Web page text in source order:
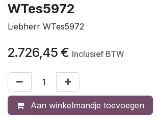
WTes5972
Liebherr WTes5972
2.726,45 € Inclusief BTW
Aan winkelmandje toevoegen